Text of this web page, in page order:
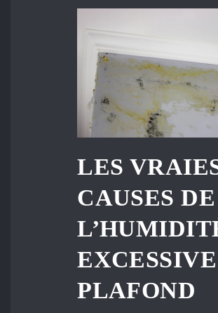
LES
CAUSES DE
PLAFOND